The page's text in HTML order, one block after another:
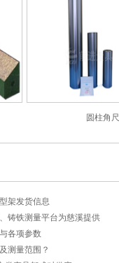
圆柱角尺
架发货信息
铸铁测量平台为慈溪提供
各项参数
测量范围？